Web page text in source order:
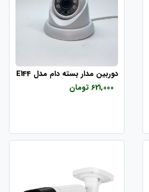
دوربین مدار بسته دام مدل E144
621,000 تومان